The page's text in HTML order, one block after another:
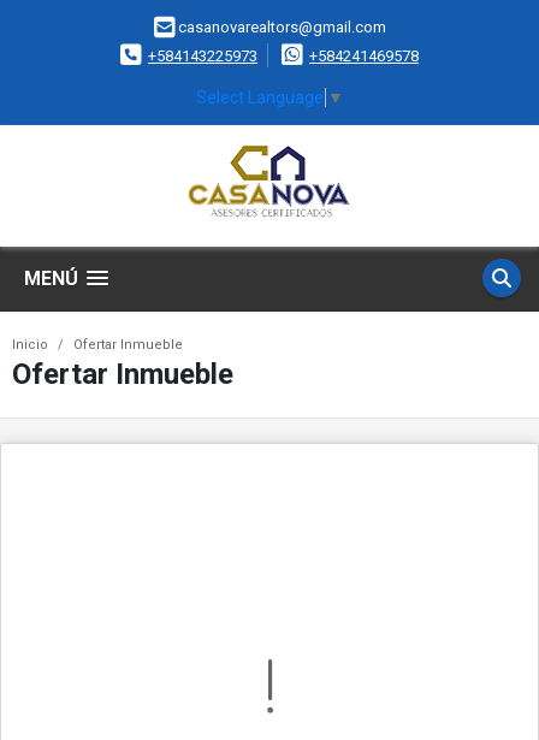
casanovarealtors@gmail.com
+584143225973
+584241469578
Select Language ▼
MENÚ
Inicio Ofertar Inmueble
Ofertar Inmueble